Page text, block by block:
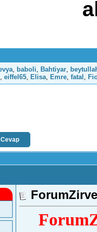
, baboli, Bahtiyar,
, eiffel65, Elisa, Emre, fatal ,